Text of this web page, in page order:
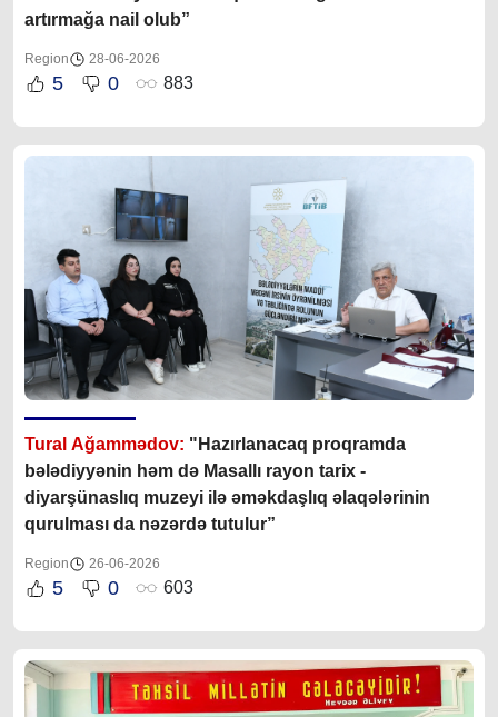
artırmağa nail olub”
Region 28-06-2026
5 0 883
Tural Ağammədov: "Hazırlanacaq proqramda
bələdiyyənin həm də Masallı rayon tarix -
diyarşünaslıq muzeyi ilə əməkdaşlıq əlaqələrinin
qurulması da nəzərdə tutulur”
Region 26-06-2026
5 0 603